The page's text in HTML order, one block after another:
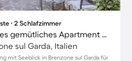
∙ 2 Schlafzimmer
Familienorientiertes gemütliches Apartment mit Garten, schnellem Internet und Grill | Seeblick
sul Garda, Italien
mit Seeblick in Brenzone sul Garda für